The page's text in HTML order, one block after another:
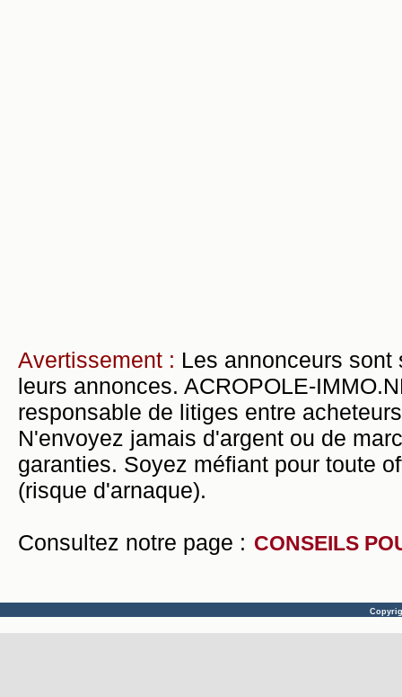
Avertissement : Les annonceurs
leurs annonces. ACROPOLE-
responsable de litiges entre
N'envoyez jamais d'argent ou de
garanties. Soyez méfiant pour toute
(risque d'arnaque).
Consultez notre page : CONSEILS